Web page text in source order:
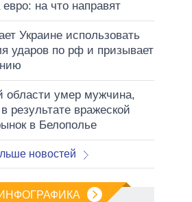
на что направят
Украине использовать
ударов по рф и призывает
области умер мужчина,
результате вражеской
в Белополье
новостей